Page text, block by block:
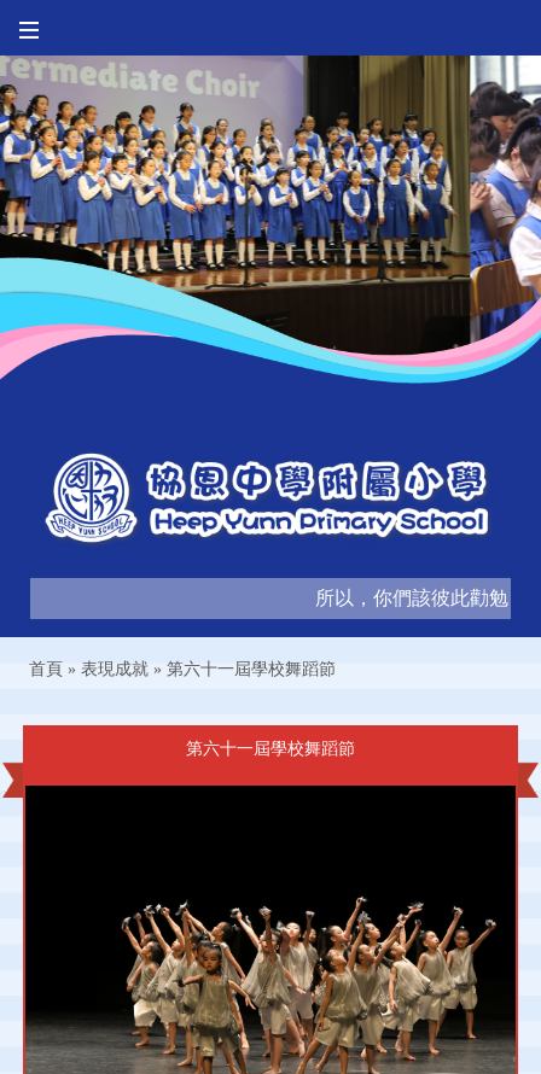
所以，你們該彼此勸勉，
首頁 » 表現成就 » 第六十一屆學校舞蹈節
第六十一屆學校舞蹈節